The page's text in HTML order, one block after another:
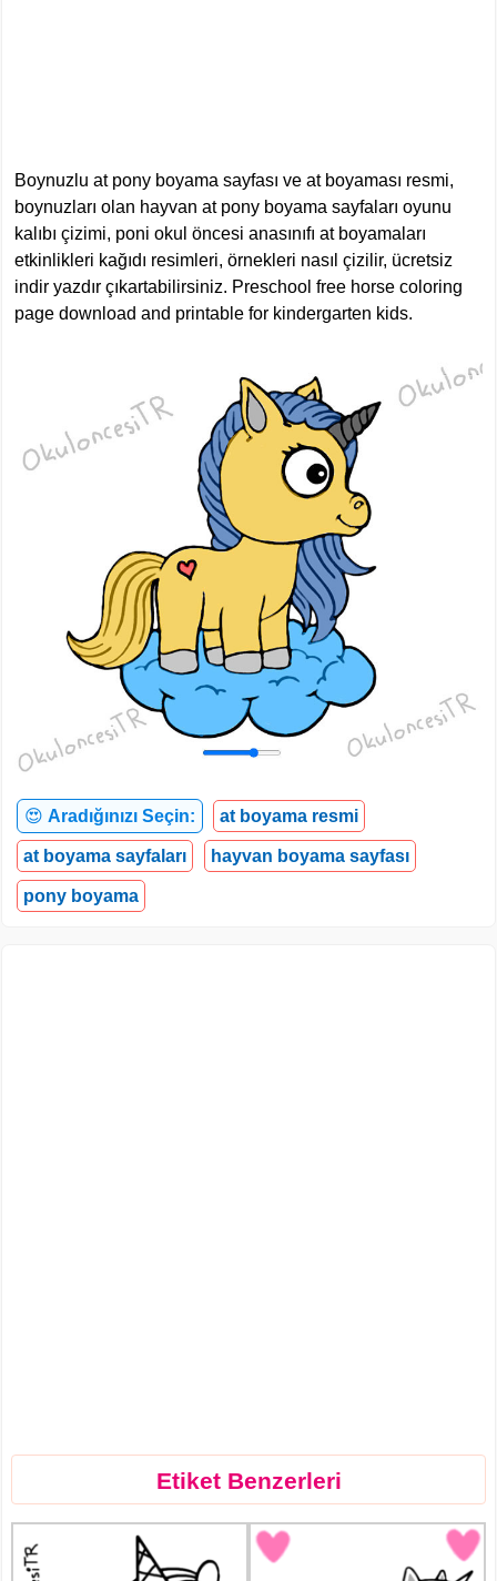
Boynuzlu at pony boyama sayfası ve at boyaması resmi,
boynuzları olan hayvan at pony boyama sayfaları oyunu
kalıbı çizimi, poni okul öncesi anasınıfı at boyamaları
etkinlikleri kağıdı resimleri, örnekleri nasıl çizilir, ücretsiz
indir yazdır çıkartabilirsiniz. Preschool free horse coloring
page download and printable for kindergarten kids.
😍 Aradığınızı Seçin: at boyama resmi
at boyama sayfaları hayvan boyama sayfası
pony boyama
Etiket Benzerleri